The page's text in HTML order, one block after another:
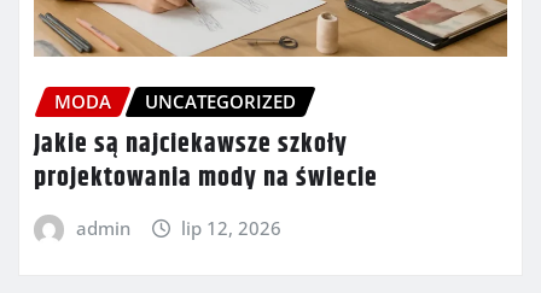
MODA UNCATEGORIZED
Jakie są najciekawsze szkoły
projektowania mody na świecie
admin lip 12, 2026